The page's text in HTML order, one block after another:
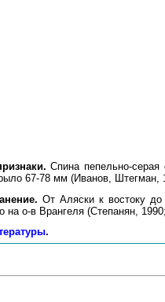
Спина пепельно-
67-78 мм (Иванов, Штегман,
От Аляски к востоку
на о-в Врангеля (Степанян,
.